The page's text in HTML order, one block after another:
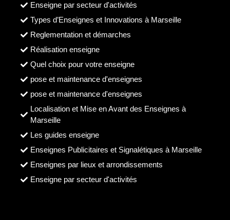
Enseigne par secteur d'activités
Types d’Enseignes et Innovations à Marseille
Reglementation et démarches
Réalisation enseigne
Quel choix pour votre enseigne
pose et maintenance d'enseignes
pose et maintenance d'enseignes
Localisation et Mise en Avant des Enseignes à
Marseille
Les guides enseigne
Enseignes Publicitaires et Signalétiques à Marseille
Enseignes par lieux et arrondissements
Enseigne par secteur d'activités